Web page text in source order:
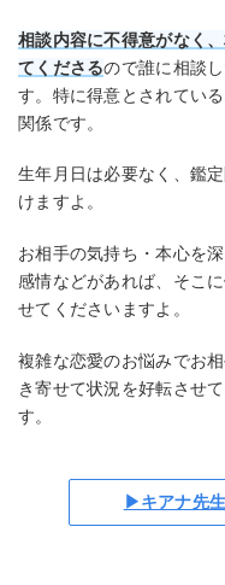
相談内容に不得意がなく
てくださるので誰に相談
す。特に得意とされてい
関係です。
生年月日は必要なく、鑑
けますよ。
お相手の気持ち・本心を
感情などがあれば、そこ
せてくださいますよ。
複雑な恋愛のお悩みでお
き寄せて状況を好転させ
す。
▶キアナ先